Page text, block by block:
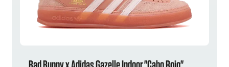
Bad Bunny x Adidas Gazelle Indoor "Cabo Rojo"